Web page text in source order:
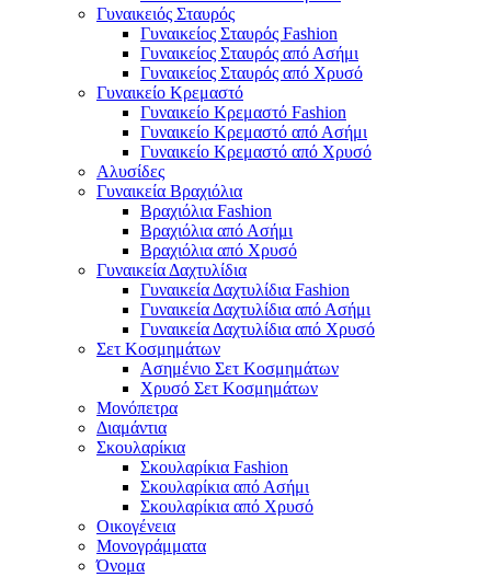
Γυναικειός Σταυρός
Γυναικείος Σταυρός Fashion
Γυναικείος Σταυρός από Ασήμι
Γυναικείος Σταυρός από Χρυσό
Γυναικείο Κρεμαστό
Γυναικείο Κρεμαστό Fashion
Γυναικείο Κρεμαστό από Ασήμι
Γυναικείο Κρεμαστό από Χρυσό
Αλυσίδες
Γυναικεία Βραχιόλια
Βραχιόλια Fashion
Βραχιόλια από Ασήμι
Βραχιόλια από Χρυσό
Γυναικεία Δαχτυλίδια
Γυναικεία Δαχτυλίδια Fashion
Γυναικεία Δαχτυλίδια από Ασήμι
Γυναικεία Δαχτυλίδια από Χρυσό
Σετ Κοσμημάτων
Ασημένιο Σετ Κοσμημάτων
Χρυσό Σετ Κοσμημάτων
Μονόπετρα
Διαμάντια
Σκουλαρίκια
Σκουλαρίκια Fashion
Σκουλαρίκια από Ασήμι
Σκουλαρίκια από Χρυσό
Οικογένεια
Μονογράμματα
Όνομα